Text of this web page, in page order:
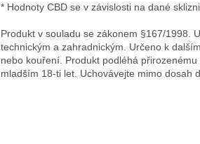
* Hodnoty CBD se v závislosti na dané
Produkt v souladu se zákonem §167/1998.
technickým a zahradnickým. Určeno k
nebo kouření. Produkt podléhá přirozenému
mladším 18-ti let. Uchovávejte mimo dosah